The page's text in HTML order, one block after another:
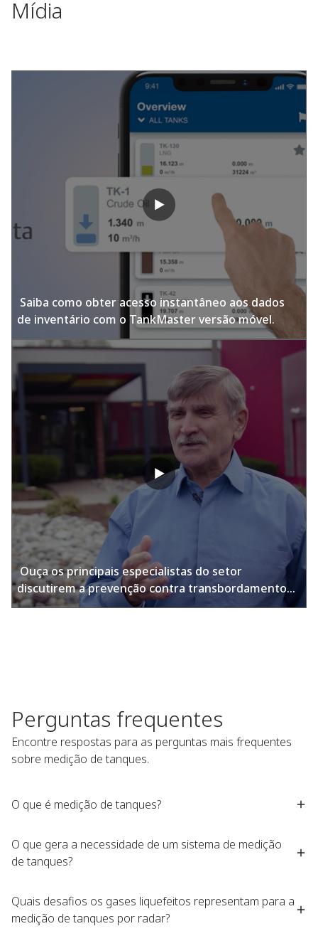
Mídia
​ Saiba como obter acesso instantâneo aos dados
de inventário com o TankMaster versão móvel.​ ​
​ Ouça os principais especialistas do setor
discutirem a prevenção contra transbordamento
com a exclusiva tecnologia 2 em 1.​
Perguntas frequentes
Encontre respostas para as perguntas mais frequentes
sobre medição de tanques.
O que é medição de tanques?
O que gera a necessidade de um sistema de medição
de tanques?
Quais desafios os gases liquefeitos representam para a
medição de tanques por radar?